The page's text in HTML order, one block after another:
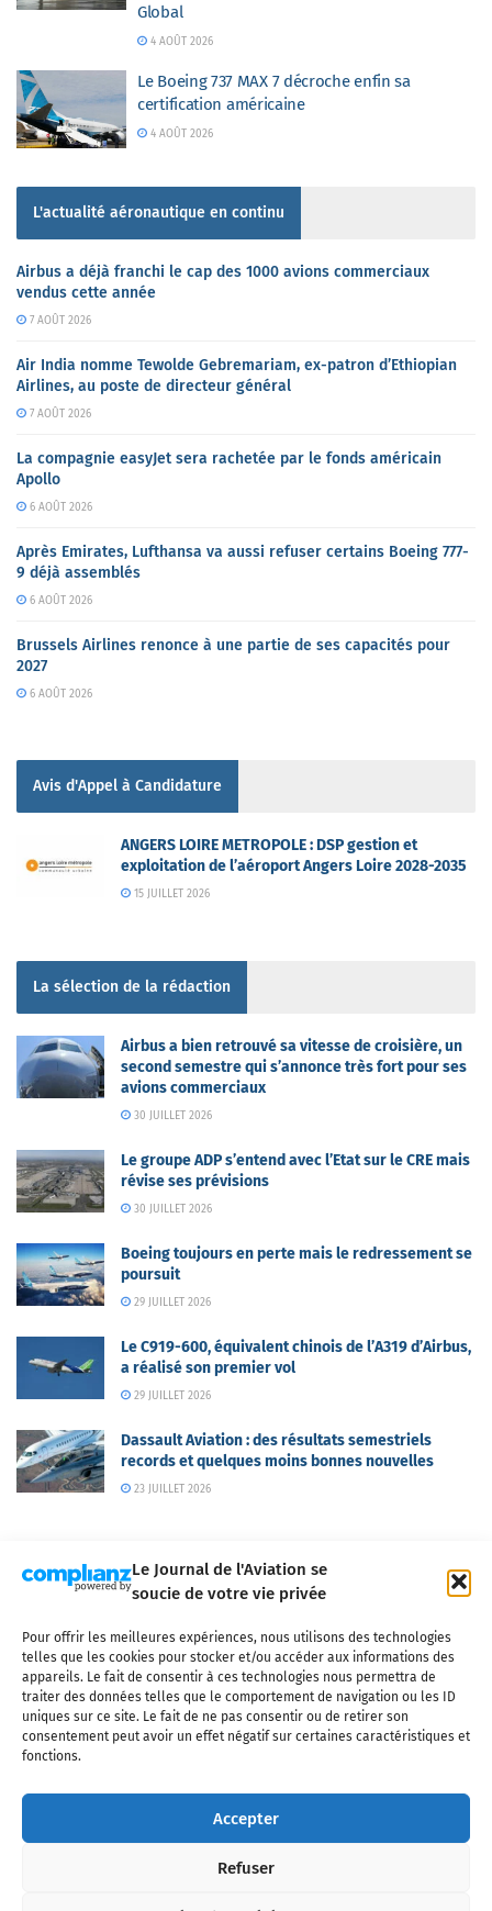
Le Journal de l'Aviation se
soucie de votre vie privée
Pour offrir les meilleures expériences, nous utilisons des technologies
telles que les cookies pour stocker et/ou accéder aux informations des
appareils. Le fait de consentir à ces technologies nous permettra de
traiter des données telles que le comportement de navigation ou les ID
uniques sur ce site. Le fait de ne pas consentir ou de retirer son
consentement peut avoir un effet négatif sur certaines caractéristiques et
fonctions.
Accepter
Refuser
Global
4 AOÛT 2026
Le Boeing 737 MAX 7 décroche enfin sa
certification américaine
4 AOÛT 2026
L'actualité aéronautique en continu
Airbus a déjà franchi le cap des 1000 avions commerciaux
vendus cette année
7 AOÛT 2026
Air India nomme Tewolde Gebremariam, ex-patron d’Ethiopian
Airlines, au poste de directeur général
7 AOÛT 2026
La compagnie easyJet sera rachetée par le fonds américain
Apollo
6 AOÛT 2026
Après Emirates, Lufthansa va aussi refuser certains Boeing 777-
9 déjà assemblés
6 AOÛT 2026
Brussels Airlines renonce à une partie de ses capacités pour
2027
6 AOÛT 2026
Avis d'Appel à Candidature
ANGERS LOIRE METROPOLE : DSP gestion et
exploitation de l’aéroport Angers Loire 2028-2035
15 JUILLET 2026
La sélection de la rédaction
Airbus a bien retrouvé sa vitesse de croisière, un
second semestre qui s’annonce très fort pour ses
avions commerciaux
30 JUILLET 2026
Le groupe ADP s’entend avec l’Etat sur le CRE mais
révise ses prévisions
30 JUILLET 2026
Boeing toujours en perte mais le redressement se
poursuit
29 JUILLET 2026
Le C919-600, équivalent chinois de l’A319 d’Airbus,
a réalisé son premier vol
29 JUILLET 2026
Dassault Aviation : des résultats semestriels
records et quelques moins bonnes nouvelles
23 JUILLET 2026
Qui sommes-nous ? Nous contacter
Partenaires
Mentions légales
CGV Politique de confidentialité Cookies
l'industrie aéronautique, l'aviation commerciale, l'aviation d'affaires, les
civils, l'aéronautique de défense et l'industrie spatiale. Toute reproduction,